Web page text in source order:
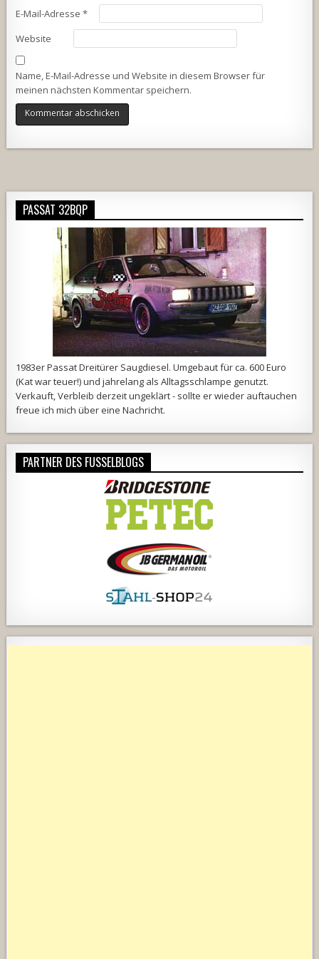
E-Mail-Adresse*
Website
Name, E-Mail-Adresse und Website in diesem Browser für
meinen nächsten Kommentar speichern.
PASSAT 32BQP
1983er Passat Dreitürer Saugdiesel. Umgebaut für ca. 600 Euro
(Kat war teuer!) und jahrelang als Alltagsschlampe genutzt.
Verkauft, Verbleib derzeit ungeklärt - sollte er wieder auftauchen
freue ich mich über eine Nachricht.
PARTNER DES FUSSELBLOGS